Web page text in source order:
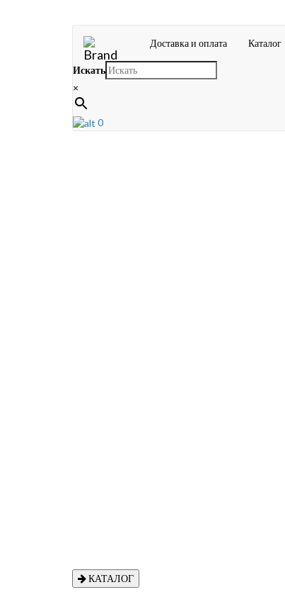
Доставка и оплата Каталог
Искать
×
0
КАТАЛОГ